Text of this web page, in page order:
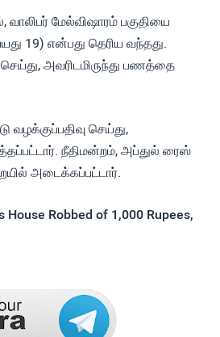
மேல்விஷாரம் பகுதியை
19) என்பது தெரிய வந்தது.
அவரிடமிருந்து பணத்தை
வழக்குப்பதிவு செய்து,
நீதிமன்றம், அப்துல் ரைஸ்
அடைக்கப்பட்டார்.
House Robbed of 1,000 Rupees,